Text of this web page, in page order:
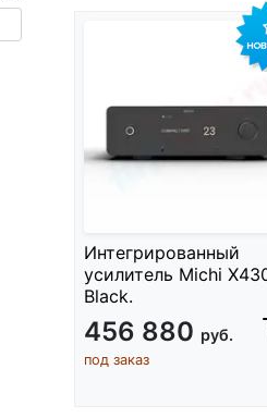
Интегрированный
усилитель Michi
Black.
456 880 руб.
под заказ